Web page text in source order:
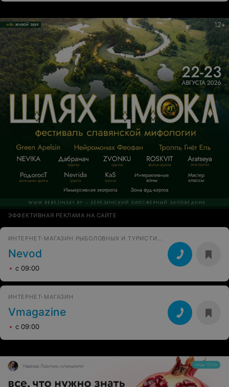
ЭФФЕКТИВНАЯ РЕКЛАМА НА САЙТЕ
ИНТЕРНЕТ-МАГАЗИН РЫБОЛОВНЫХ И ТУРИСТИЧЕСКИХ ТОВАРОВ
Nevod
с 09:00
ИНТЕРНЕТ-МАГАЗИН
Vmagazine
с 09:00